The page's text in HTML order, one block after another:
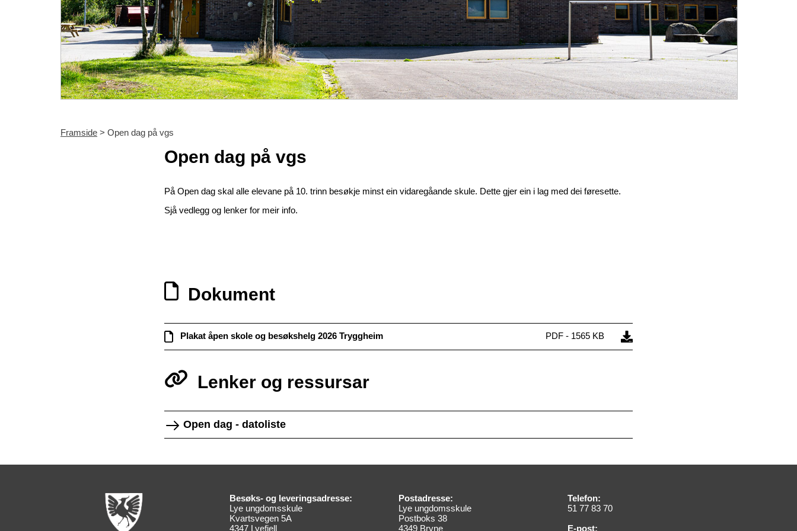
Framside > Open dag på vgs
Open dag på vgs
På Open dag skal alle elevane på 10. trinn besøkje minst ein vidaregåande skule. Dette gjer ein i lag med dei føresette.
Sjå vedlegg og lenker for meir info.
Dokument
Plakat åpen skole og besøkshelg 2026 Tryggheim PDF - 1565 KB
Lenker og ressursar
Open dag - datoliste
Besøks- og leveringsadresse:
Lye ungdomsskule
Kvartsvegen 5A
4347 Lyefjell
Postadresse:
Lye ungdomsskule
Postboks 38
4349 Bryne
Telefon:
51 77 83 70
E-post: